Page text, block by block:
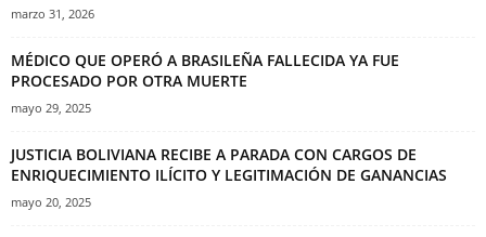
marzo 31, 2026
MÉDICO QUE OPERÓ A BRASILEÑA FALLECIDA YA FUE
PROCESADO POR OTRA MUERTE
mayo 29, 2025
JUSTICIA BOLIVIANA RECIBE A PARADA CON CARGOS DE
ENRIQUECIMIENTO ILÍCITO Y LEGITIMACIÓN DE GANANCIAS
mayo 20, 2025